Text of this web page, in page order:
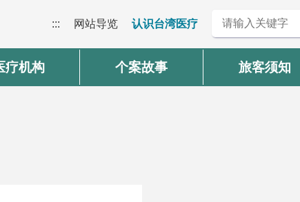
::: 网站导览 认识台湾医疗
疗机构 个案故事 旅客须知